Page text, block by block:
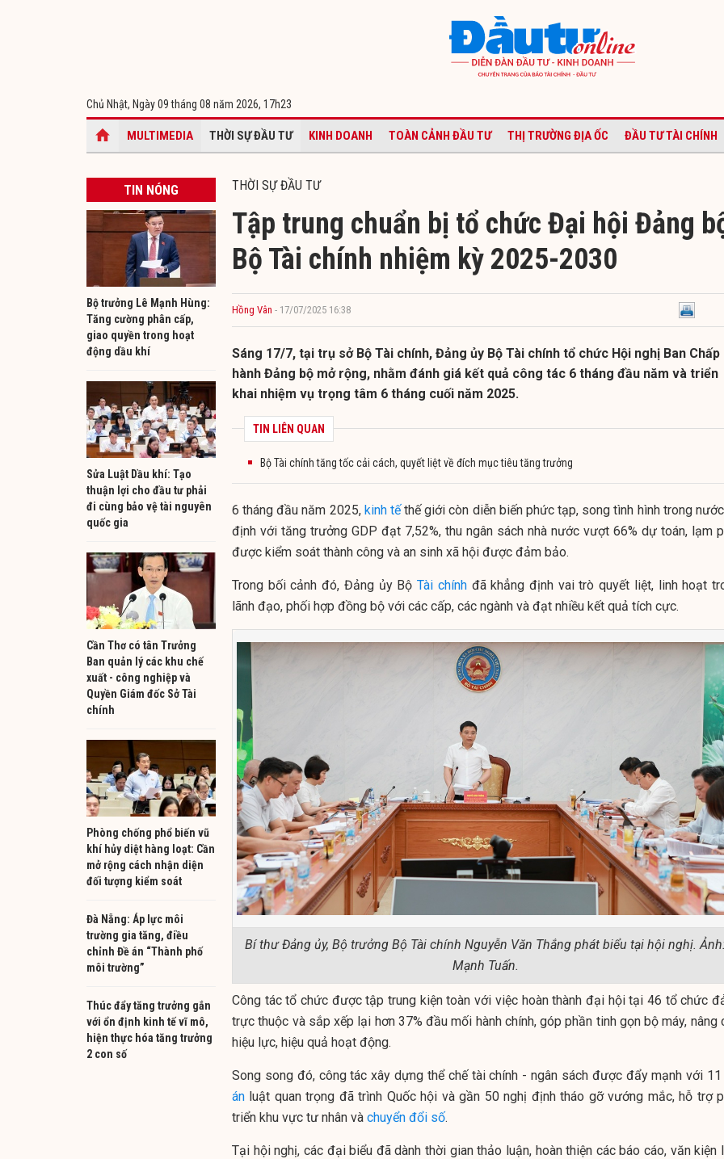
Chủ Nhật, Ngày 09 tháng 08 năm 2026, 17h23
MULTIMEDIA THỜI SỰ ĐẦU TƯ KINH DOANH TOÀN CẢNH ĐẦU TƯ THỊ TRƯỜNG ĐỊA ỐC ĐẦU TƯ TÀI CHÍNH
TIN NÓNG
Bộ trưởng Lê Mạnh Hùng:
Tăng cường phân cấp,
giao quyền trong hoạt
động dầu khí
Sửa Luật Dầu khí: Tạo
thuận lợi cho đầu tư phải
đi cùng bảo vệ tài nguyên
quốc gia
Cần Thơ có tân Trưởng
Ban quản lý các khu chế
xuất - công nghiệp và
Quyền Giám đốc Sở Tài
chính
Phòng chống phổ biến vũ
khí hủy diệt hàng loạt: Cần
mở rộng cách nhận diện
đối tượng kiểm soát
Đà Nẵng: Áp lực môi
trường gia tăng, điều
chỉnh Đề án “Thành phố
môi trường”
Thúc đẩy tăng trưởng gắn
với ổn định kinh tế vĩ mô,
hiện thực hóa tăng trưởng
2 con số
THỜI SỰ ĐẦU TƯ
Tập trung chuẩn bị tổ chức Đại hội Đảng
Bộ Tài chính nhiệm kỳ 2025-2030
Hồng Vân - 17/07/2025 16:38
Sáng 17/7, tại trụ sở Bộ Tài chính, Đảng ủy Bộ Tài chính tổ chức Hội nghị Ban Chấp
hành Đảng bộ mở rộng, nhằm đánh giá kết quả công tác 6 tháng đầu năm và triển
khai nhiệm vụ trọng tâm 6 tháng cuối năm 2025.
TIN LIÊN QUAN
Bộ Tài chính tăng tốc cải cách, quyết liệt về đích mục tiêu tăng trưởng
6 tháng đầu năm 2025, kinh tếthế giới còn diễn biến phức tạp, song tình hình trong
định với tăng trưởng GDP đạt 7,52%, thu ngân sách nhà nước vượt 66% dự toán, lạm
được kiểm soát thành công và an sinh xã hội được đảm bảo.
Trong bối cảnh đó, Đảng ủy BộTài chínhđã khẳng định vai trò quyết liệt, linh hoạt
lãnh đạo, phối hợp đồng bộ với các cấp, các ngành và đạt nhiều kết quả tích cực.
Bí thư Đảng ủy, Bộ trưởng Bộ Tài chính Nguyễn Văn Thắng phát biểu tại hội nghị.
Mạnh Tuấn.
Công tác tổ chức được tập trung kiện toàn với việc hoàn thành đại hội tại 46 tổ chức
trực thuộc và sắp xếp lại hơn 37% đầu mối hành chính, góp phần tinh gọn bộ máy, nâng
hiệu lực, hiệu quả hoạt động.
Song song đó, công tác xây dựng thể chế tài chính - ngân sách được đẩy mạnh với 11
án luật quan trọng đã trình Quốc hội và gần 50 nghị định tháo gỡ vướng mắc, hỗ trợ
triển khu vực tư nhân và chuyển đổi số.
Tại hội nghị, các đại biểu đã dành thời gian thảo luận, hoàn thiện các báo cáo, văn kiện